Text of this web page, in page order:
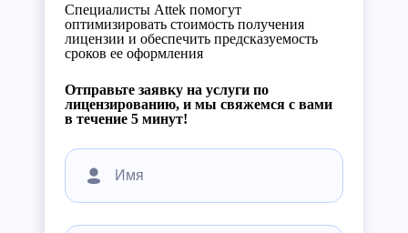
Специалисты Attek помогут
оптимизировать стоимость получения
лицензии и обеспечить предсказуемость
сроков ее оформления
Отправьте заявку на услуги по
лицензированию, и мы свяжемся с вами
в течение 5 минут!